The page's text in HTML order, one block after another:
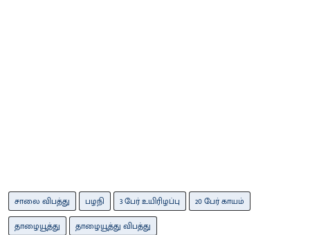
சாலை விபத்து பழநி 3 பேர் உயிரிழப்பு
20 பேர் காயம்
தாழையூத்து
தாழையூத்து விபத்து